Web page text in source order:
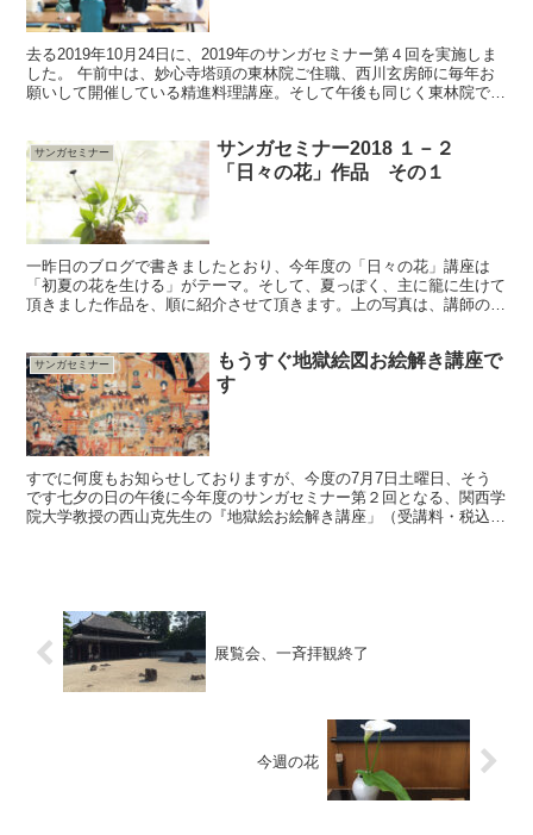
去る2019年10月24日に、2019年のサンガセミナー第４回を実施しま
した。 午前中は、妙心寺塔頭の東林院ご住職、西川玄房師に毎年お
願いして開催している精進料理講座。そして午後も同じく東林院でお
サンガセミナー
サンガセミナー2018 １－２
「日々の花」作品 その１
一昨日のブログで書きましたとおり、今年度の「日々の花」講座は
「初夏の花を生ける」がテーマ。そして、夏っぽく、主に籠に生けて
頂きました作品を、順に紹介させて頂きます。上の写真は、講師の雨
サンガセミナー
もうすぐ地獄絵図お絵解き講座で
す
すでに何度もお知らせしておりますが、今度の7月7日土曜日、そう
です七夕の日の午後に今年度のサンガセミナー第２回となる、関西学
院大学教授の西山克先生の『地獄絵お絵解き講座」（受講料・税込
展覧会、一斉拝観終了
今週の花